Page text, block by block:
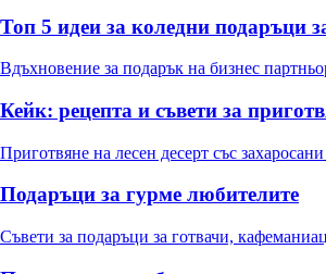
Топ 5 идеи за коледни подаръци
Вдъхновение за подарък на бизнес
Кейк: рецепта и съвети за
Приготвяне на лесен десерт със
Подаръци за гурме любителите
Съвети за подаръци за готвачи,